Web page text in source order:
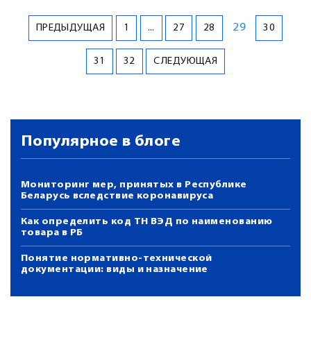
ПРЕДЫДУЩАЯ 1 ... 27 28 29 30
31 32 СЛЕДУЮЩАЯ
Популярное в блоге
Мониторинг мер, принятых в Республике
Беларусь вследствие коронавируса
Как определить код ТН ВЭД по наименованию
товара в РБ
Понятие нормативно-технической
документации: виды и назначение